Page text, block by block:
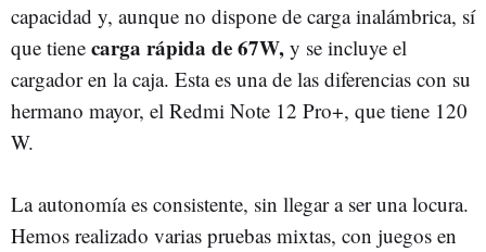
capacidad y, aunque no dispone de carga inalámbrica, sí
que tiene carga rápida de 67W, y se incluye el
cargador en la caja. Esta es una de las diferencias con su
hermano mayor, el Redmi Note 12 Pro+, que tiene 120
W.
La autonomía es consistente, sin llegar a ser una locura.
Hemos realizado varias pruebas mixtas, con juegos en